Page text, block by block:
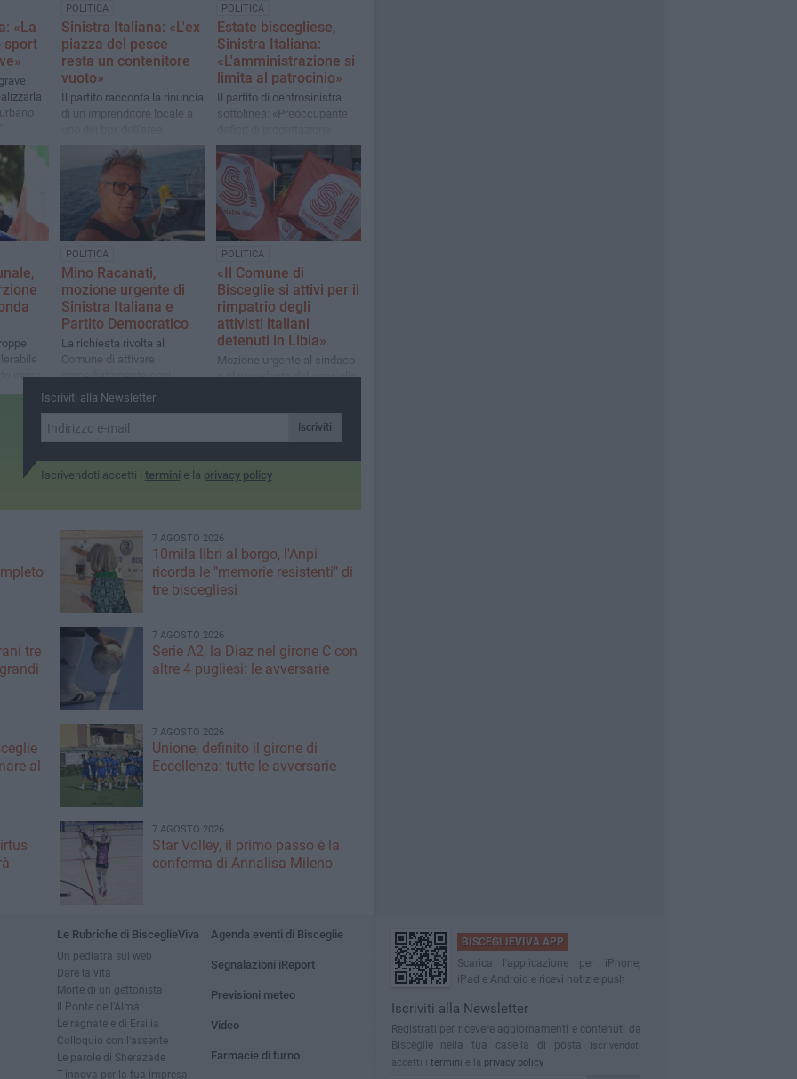
«La
sport
POLITICA
Sinistra Italiana: «L'ex
piazza del pesce
resta un contenitore
vuoto»
Il partito racconta la rinuncia
di un imprenditore locale a
POLITICA
Estate biscegliese,
Sinistra Italiana:
«L'amministrazione si
limita al patrocinio»
Il partito di centrosinistra
sottolinea: «Preoccupante
interna della macchina
comunale»
verso
la sua
POLITICA
Mino Racanati,
mozione urgente di
Sinistra Italiana e
Partito Democratico
La richiesta rivolta al
Comune di attivare
immediatamente ogni
strumento a sostegno delle
biscegliese
POLITICA
«Il Comune di
Bisceglie si attivi per il
rimpatrio degli
attivisti italiani
detenuti in Libia»
Mozione urgente al sindaco
e al presidente del consiglio
Iscriviti alla Newsletter
Iscriviti
Iscrivendoti accetti i termini e la privacy policy
7 AGOSTO 2026
10mila libri al borgo, l'Anpi
ricorda le "memorie resistenti" di
tre biscegliesi
tre
7 AGOSTO 2026
Serie A2, la Diaz nel girone C con
altre 4 pugliesi: le avversarie
al
7 AGOSTO 2026
Unione, definito il girone di
Eccellenza: tutte le avversarie
7 AGOSTO 2026
Star Volley, il primo passo è la
conferma di Annalisa Mileno
Le Rubriche di BisceglieViva
Un pediatra sul web
Dare la vita
Morte di un gettonista
Il Ponte dell'Almà
Le ragnatele di Ersilia
Colloquio con l'assente
Le parole di Sherazade
T-innova per la tua impresa
Agenda eventi di Bisceglie
Segnalazioni iReport
Previsioni meteo
Video
Farmacie di turno
BISCEGLIEVIVA APP
Scarica l'applicazione per iPhone,
iPad e Android e ricevi notizie push
Iscriviti alla Newsletter
Registrati per ricevere aggiornamenti e contenuti da
Bisceglie nella tua casella di posta
Iscrivendoti
accetti i termini e la privacy policy